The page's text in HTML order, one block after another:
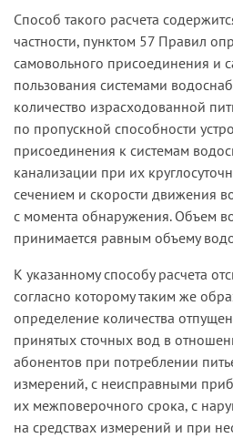
Способ такого расчета
частности, пунктом 57 Правил
самовольного присоединения и
пользования системами
количество израсходованной
по пропускной способности
присоединения к системам
канализации при их
сечением и скорости движения
с момента обнаружения. Объем
принимается равным объему
К указанному способу расчета
согласно которому таким же
определение количества
принятых сточных вод в
абонентов при потреблении
измерений, с неисправными
их межповерочного срока, с
на средствах измерений и при